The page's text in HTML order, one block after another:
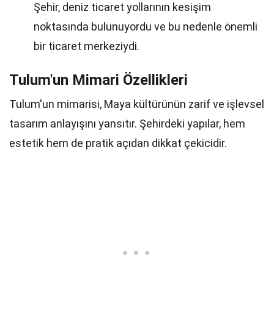
Şehir, deniz ticaret yollarının kesişim
noktasında bulunuyordu ve bu nedenle önemli
bir ticaret merkeziydi.
Tulum'un Mimari Özellikleri
Tulum'un mimarisi, Maya kültürünün zarif ve işlevsel
tasarım anlayışını yansıtır. Şehirdeki yapılar, hem
estetik hem de pratik açıdan dikkat çekicidir.